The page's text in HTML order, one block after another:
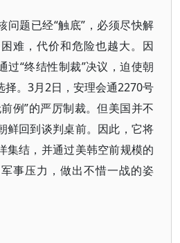
问题已经“触底”，必须尽快解
难，代价和危险也越大。因
过“终结性制裁”决议，迫使朝
择。3月2日，安理会通2270号
例”的严厉制裁。但美国并不
鲜回到谈判桌前。因此，它将
集结，并通过美韩空前规模的
事压力，做出不惜一战的姿